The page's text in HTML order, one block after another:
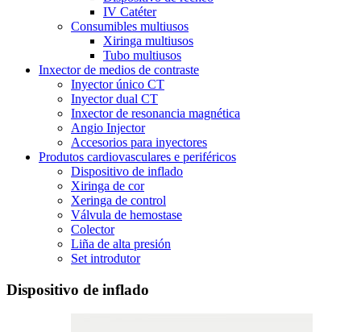
IV Catéter
Consumibles multiusos
Xiringa multiusos
Tubo multiusos
Inxector de medios de contraste
Inyector único CT
Inyector dual CT
Inxector de resonancia magnética
Angio Injector
Accesorios para inyectores
Produtos cardiovasculares e periféricos
Dispositivo de inflado
Xiringa de cor
Xeringa de control
Válvula de hemostase
Colector
Liña de alta presión
Set introdutor
Dispositivo de inflado